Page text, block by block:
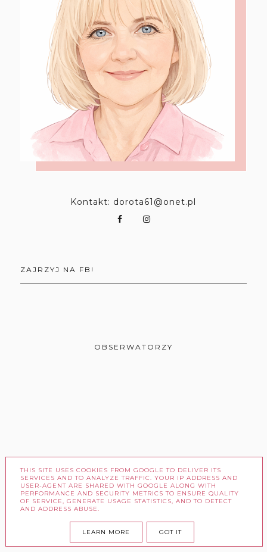
Kontakt: dorota61@onet.pl
ZAJRZYJ NA FB!
OBSERWATORZY
ARCHIWUM
THIS SITE USES COOKIES FROM GOOGLE TO DELIVER ITS
SERVICES AND TO ANALYZE TRAFFIC. YOUR IP ADDRESS AND
USER-AGENT ARE SHARED WITH GOOGLE ALONG WITH
PERFORMANCE AND SECURITY METRICS TO ENSURE QUALITY
OF SERVICE, GENERATE USAGE STATISTICS, AND TO DETECT
AND ADDRESS ABUSE.
LEARN MORE GOT IT